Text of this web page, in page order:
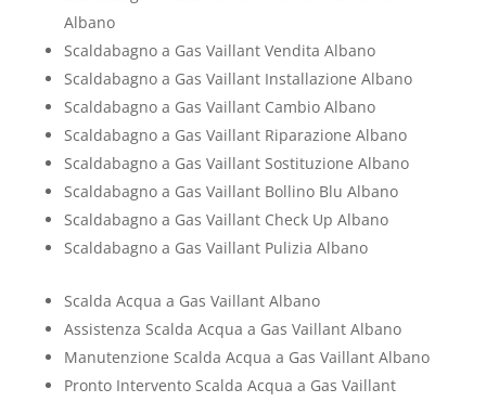
Albano
Scaldabagno a Gas Vaillant Vendita Albano
Scaldabagno a Gas Vaillant Installazione Albano
Scaldabagno a Gas Vaillant Cambio Albano
Scaldabagno a Gas Vaillant Riparazione Albano
Scaldabagno a Gas Vaillant Sostituzione Albano
Scaldabagno a Gas Vaillant Bollino Blu Albano
Scaldabagno a Gas Vaillant Check Up Albano
Scaldabagno a Gas Vaillant Pulizia Albano
Scalda Acqua a Gas Vaillant Albano
Assistenza Scalda Acqua a Gas Vaillant Albano
Manutenzione Scalda Acqua a Gas Vaillant Albano
Pronto Intervento Scalda Acqua a Gas Vaillant